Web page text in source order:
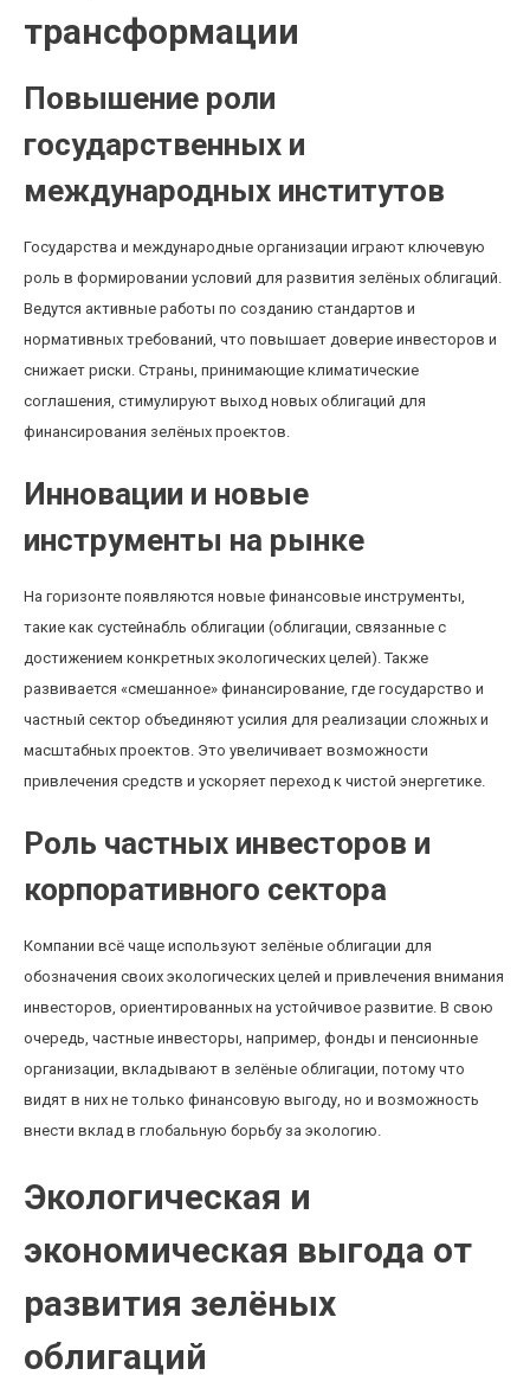
трансформации
Повышение роли
государственных и
международных институтов
Государства и международные организации играют ключевую
роль в формировании условий для развития зелёных облигаций.
Ведутся активные работы по созданию стандартов и
нормативных требований, что повышает доверие инвесторов и
снижает риски. Страны, принимающие климатические
соглашения, стимулируют выход новых облигаций для
финансирования зелёных проектов.
Инновации и новые
инструменты на рынке
На горизонте появляются новые финансовые инструменты,
такие как сустейнабль облигации (облигации, связанные с
достижением конкретных экологических целей). Также
развивается «смешанное» финансирование, где государство и
частный сектор объединяют усилия для реализации сложных и
масштабных проектов. Это увеличивает возможности
привлечения средств и ускоряет переход к чистой энергетике.
Роль частных инвесторов и
корпоративного сектора
Компании всё чаще используют зелёные облигации для
обозначения своих экологических целей и привлечения внимания
инвесторов, ориентированных на устойчивое развитие. В свою
очередь, частные инвесторы, например, фонды и пенсионные
организации, вкладывают в зелёные облигации, потому что
видят в них не только финансовую выгоду, но и возможность
внести вклад в глобальную борьбу за экологию.
Экологическая и
экономическая выгода от
развития зелёных
облигаций